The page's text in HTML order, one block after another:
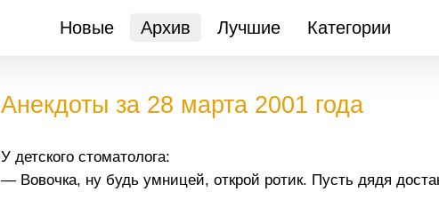
Новые Архив Лучшие Категории
Анекдоты за 28 марта 2001 года
У детского стоматолога:
— Вовочка, ну будь умницей, открой ротик. Пусть дядя